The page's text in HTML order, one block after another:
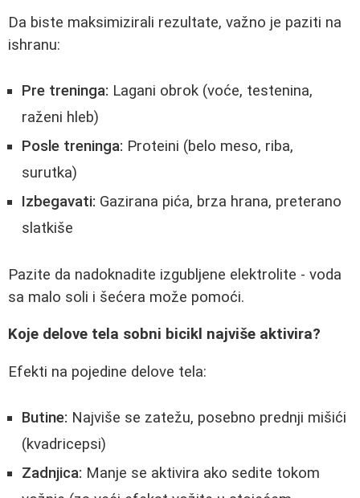
Da biste maksimizirali rezultate, važno je paziti na
ishranu:
Pre treninga: Lagani obrok (voće, testenina,
raženi hleb)
Posle treninga: Proteini (belo meso, riba,
surutka)
Izbegavati: Gazirana pića, brza hrana, preterano
slatkiše
Pazite da nadoknadite izgubljene elektrolite - voda
sa malo soli i šećera može pomoći.
Koje delove tela sobni bicikl najviše aktivira?
Efekti na pojedine delove tela:
Butine: Najviše se zatežu, posebno prednji mišići
(kvadricepsi)
Zadnjica: Manje se aktivira ako sedite tokom